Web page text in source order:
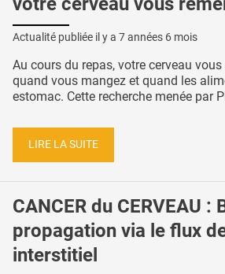
Actualité publiée il y a 7 années 6 mois
Au cours du repas, votre cerveau
quand vous mangez et quand les
estomac. Cette recherche menée par
LIRE LA SUITE
CANCER du CERVEAU :
propagation via le flux
interstitiel